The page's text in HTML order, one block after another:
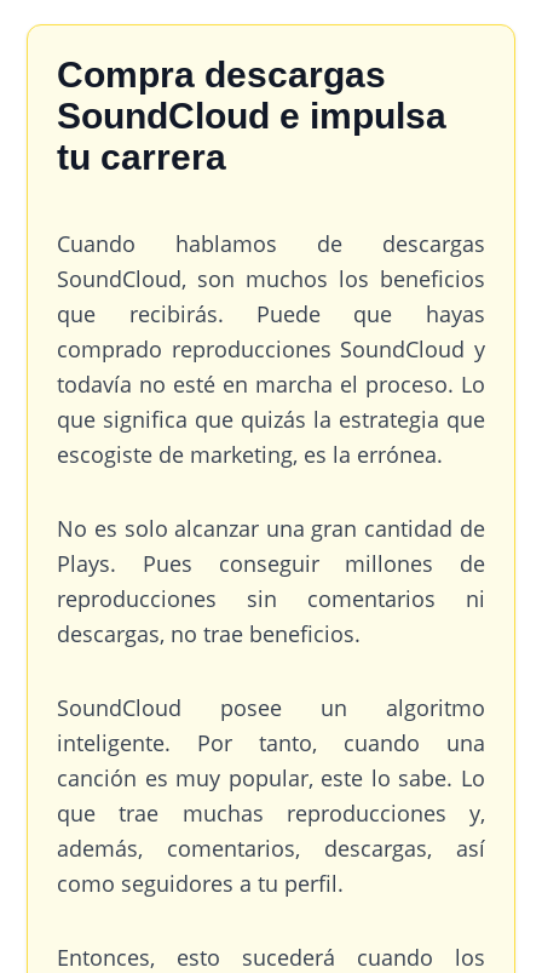
Compra descargas
SoundCloud e impulsa
tu carrera
Cuando hablamos de descargas
SoundCloud, son muchos los beneficios
que recibirás. Puede que hayas
comprado reproducciones SoundCloud y
todavía no esté en marcha el proceso. Lo
que significa que quizás la estrategia que
escogiste de marketing, es la errónea.
No es solo alcanzar una gran cantidad de
Plays. Pues conseguir millones de
reproducciones sin comentarios ni
descargas, no trae beneficios.
SoundCloud posee un algoritmo
inteligente. Por tanto, cuando una
canción es muy popular, este lo sabe. Lo
que trae muchas reproducciones y,
además, comentarios, descargas, así
como seguidores a tu perfil.
Entonces, esto sucederá cuando los